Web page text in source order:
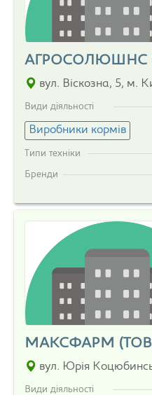
АГРОСОЛЮШНС
вул. Віскозна, 5, м.
Види діяльності
Виробники кормів
Типи техніки
Бренди
МАКСФАРМ
вул. Юрія
Види діяльності